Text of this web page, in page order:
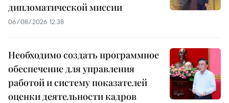
дипломатической миссии
06/08/2026 12:38
Необходимо создать программное
обеспечение для управления
работой и систему показателей
оценки деятельности кадров